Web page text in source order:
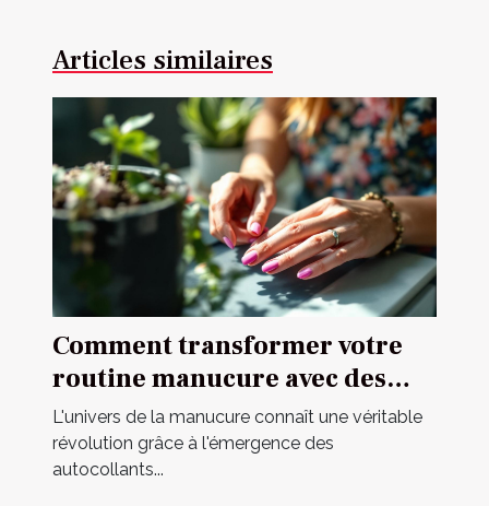
Articles similaires
Comment transformer votre
routine manucure avec des
autocollants ?
L'univers de la manucure connaît une véritable
révolution grâce à l'émergence des
autocollants...